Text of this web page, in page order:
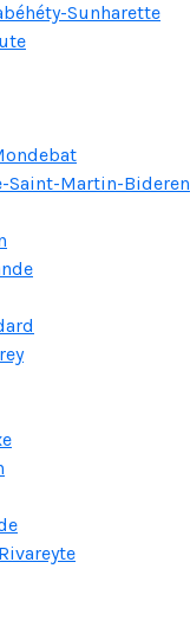
Sunharette
Saint-Martin-Bideren